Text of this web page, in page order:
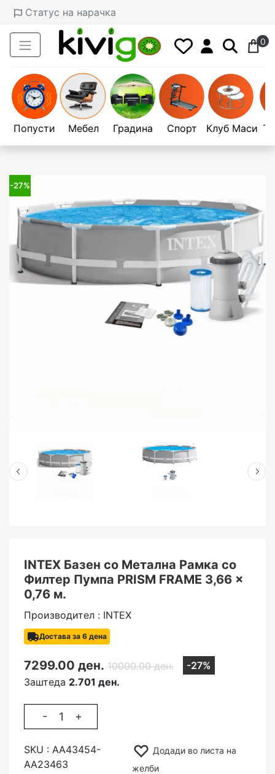
Статус на нарачка
0
Попусти Мебел Градина Спорт Клуб Маси
-27%
INTEX Базен со Метална Рамка со
Филтер Пумпа PRISM FRAME 3,66 x
0,76 м.
Производител : INTEX
Достава за 6 дена
7299.00 ден. 10000.00 ден.
-27%
Заштеда 2.701 ден.
- +
SKU : AA43454-
AA23463
Додади во листа на
желби